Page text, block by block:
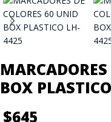
BOX
$645